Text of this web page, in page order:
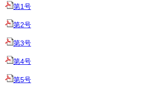
第1号
第2号
第3号
第4号
第5号